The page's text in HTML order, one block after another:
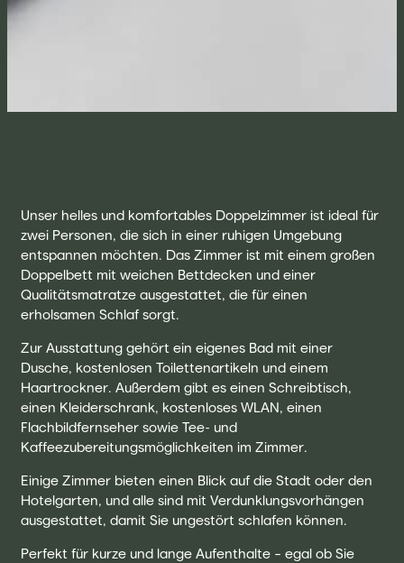
Unser helles und komfortables Doppelzimmer ist ideal für
zwei Personen, die sich in einer ruhigen Umgebung
entspannen möchten. Das Zimmer ist mit einem großen
Doppelbett mit weichen Bettdecken und einer
Qualitätsmatratze ausgestattet, die für einen
erholsamen Schlaf sorgt.
Zur Ausstattung gehört ein eigenes Bad mit einer
Dusche, kostenlosen Toilettenartikeln und einem
Haartrockner. Außerdem gibt es einen Schreibtisch,
einen Kleiderschrank, kostenloses WLAN, einen
Flachbildfernseher sowie Tee- und
Kaffeezubereitungsmöglichkeiten im Zimmer.
Einige Zimmer bieten einen Blick auf die Stadt oder den
Hotelgarten, und alle sind mit Verdunklungsvorhängen
ausgestattet, damit Sie ungestört schlafen können.
Perfekt für kurze und lange Aufenthalte – egal ob Sie